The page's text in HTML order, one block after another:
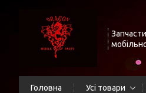
Головна Усі товари